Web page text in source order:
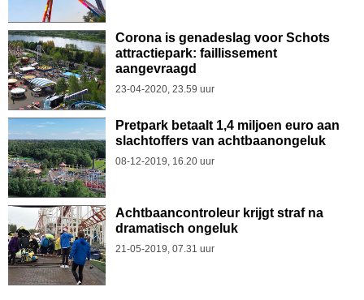
Corona is genadeslag voor Schots
attractiepark: faillissement
aangevraagd
23-04-2020, 23.59 uur
Pretpark betaalt 1,4 miljoen euro aan
slachtoffers van achtbaanongeluk
08-12-2019, 16.20 uur
Achtbaancontroleur krijgt straf na
dramatisch ongeluk
21-05-2019, 07.31 uur